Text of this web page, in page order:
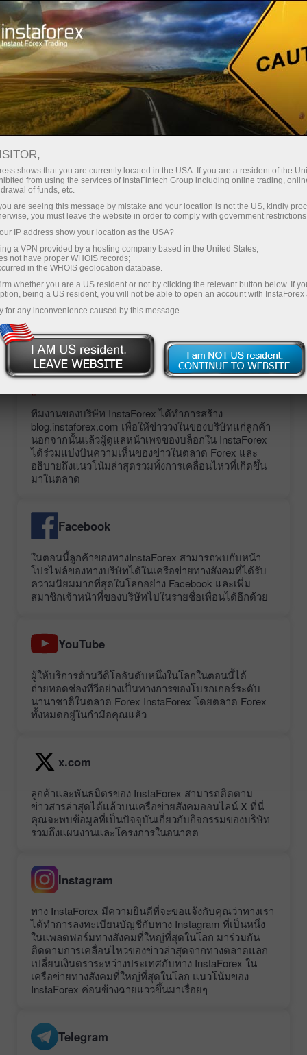
พักชั่วครู่ พบพวกเราได้ในโซเชียลเน็ตเวิร์ก
เปิดบัญชีซื้อขาย
เปิดบัญชีเดโม่
ข้างล่างนี้เป็นรายชื่อบล็อกอย่างเป็นทางการของ
InstaForex:
Blog.Instaforex.com
ทีมงานของบริษัท InstaForex ได้ทำการสร้าง
blog.instaforex.com เพื่อให้ข่าววงในของบริษัทแก่ลูกค้า
นอกจากนั้นแล้วผู้ดูแลหน้าเพจของบล็อกใน InstaForex
ได้ร่วมแบ่งปันความเห็นของข่าวในตลาด Forex และ
อธิบายถึงแนวโน้มล่าสุดรวมทั้งการเคลื่อนไหวที่เกิดขึ้น
มาในตลาด
Facebook
ในตอนนี้ลูกค้าของทางInstaForex สามารถพบกับหน้า
โปรไฟล์ของทางบริษัทได้ในเครือข่ายทางสังคมที่ได้รับ
ความนิยมมากที่สุดในโลกอย่าง Facebook และเพิ่ม
สมาชิกเจ้าหน้าที่ของบริษัทไปในรายชื่อเพื่อนได้อีกด้วย
YouTube
ผู้ให้บริการด้านวีดิโออันดับหนึ่งในโลกในตอนนี้ได้
ถ่ายทอดช่องทีวีอย่างเป็นทางการของโบรกเกอร์ระดับ
นานาชาติในตลาด Forex InstaForex โดยตลาด Forex
ทั้งหมดอยู่ในกำมือคุณแล้ว
x.com
ลูกค้าและพันธมิตรของ InstaForex สามารถติดตาม
ข่าวสารล่าสุดได้แล้วบนเครือข่ายสังคมออนไลน์ X ที่นี่
คุณจะพบข้อมูลที่เป็นปัจจุบันเกี่ยวกับกิจกรรมของบริษัท
รวมถึงแผนงานและโครงการในอนาคต
Instagram
ทาง InstaForex มีความยินดีที่จะขอแจ้งกับคุณว่าทางเรา
ได้ทำการลงทะเบียนบัญชีกับทาง Instagram ที่เป็นหนึ่ง
ในแพลตฟอร์มทางสังคมที่ใหญ่ที่สุดในโลก มาร่วมกัน
ติดตามการเคลื่อนไหวของข่าวล่าสุดจากทางตลาดแลก
เปลี่ยนเงินตราระหว่างประเทศกับทาง InstaForex ใน
เครือข่ายทางสังคมที่ใหญ่ที่สุดในโลก แนวโน้มของ
InstaForex ค่อนข้างฉายแววขึ้นมาเรื่อยๆ
Telegram
shows that you are currently located in the USA. If you are a resident of the
from using the services of InstaFintech Group including online trading,
of funds, etc.
are seeing this message by mistake and your location is not the US, kindly
you must leave the website in order to comply with government
IP address show your location as the USA?
a VPN provided by a hosting company based in the United States;
not have proper WHOIS records;
in the WHOIS geolocation database.
whether you are a US resident or not by clicking the relevant button below. If
being a US resident, you will not be able to open an account with InstaForex
for any inconvenience caused by this message.